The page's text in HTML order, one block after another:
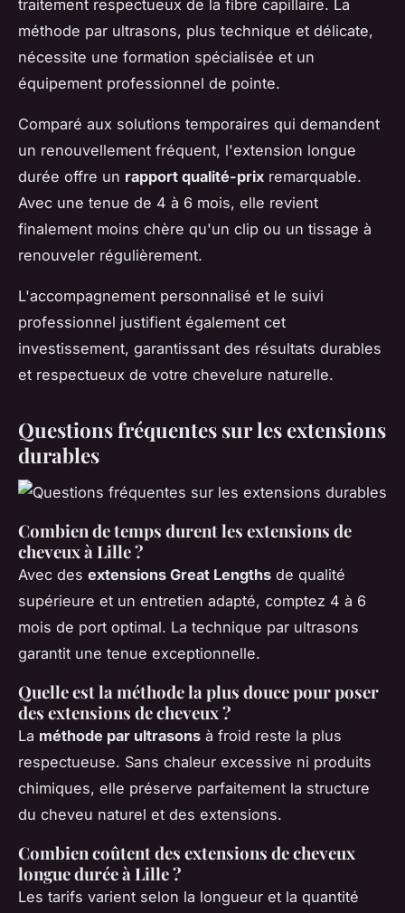
traitement respectueux de la fibre capillaire. La
méthode par ultrasons, plus technique et délicate,
nécessite une formation spécialisée et un
équipement professionnel de pointe.
Comparé aux solutions temporaires qui demandent
un renouvellement fréquent, l'extension longue
durée offre un rapport qualité-prix remarquable.
Avec une tenue de 4 à 6 mois, elle revient
finalement moins chère qu'un clip ou un tissage à
renouveler régulièrement.
L'accompagnement personnalisé et le suivi
professionnel justifient également cet
investissement, garantissant des résultats durables
et respectueux de votre chevelure naturelle.
Questions fréquentes sur les extensions
durables
Combien de temps durent les extensions de
cheveux à Lille ?
Avec des extensions Great Lengths de qualité
supérieure et un entretien adapté, comptez 4 à 6
mois de port optimal. La technique par ultrasons
garantit une tenue exceptionnelle.
Quelle est la méthode la plus douce pour poser
des extensions de cheveux ?
La méthode par ultrasons à froid reste la plus
respectueuse. Sans chaleur excessive ni produits
chimiques, elle préserve parfaitement la structure
du cheveu naturel et des extensions.
Combien coûtent des extensions de cheveux
longue durée à Lille ?
Les tarifs varient selon la longueur et la quantité